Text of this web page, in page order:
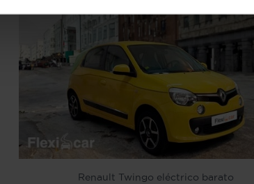
Renault Twingo eléctrico barato